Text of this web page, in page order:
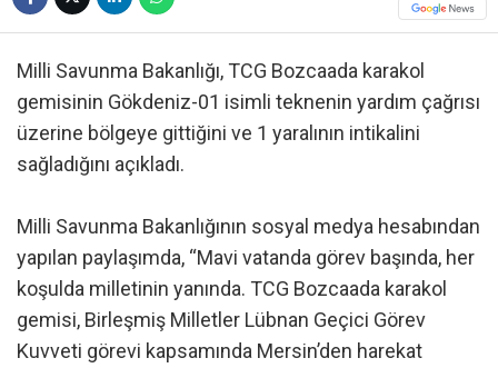
Milli Savunma Bakanlığı, TCG Bozcaada karakol
gemisinin Gökdeniz-01 isimli teknenin yardım çağrısı
üzerine bölgeye gittiğini ve 1 yaralının intikalini
sağladığını açıkladı.
Milli Savunma Bakanlığının sosyal medya hesabından
yapılan paylaşımda, “Mavi vatanda görev başında, her
koşulda milletinin yanında. TCG Bozcaada karakol
gemisi, Birleşmiş Milletler Lübnan Geçici Görev
Kuvveti görevi kapsamında Mersin’den harekat